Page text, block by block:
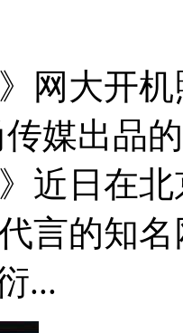
》网大开
媒出品
近日在
言的知
...